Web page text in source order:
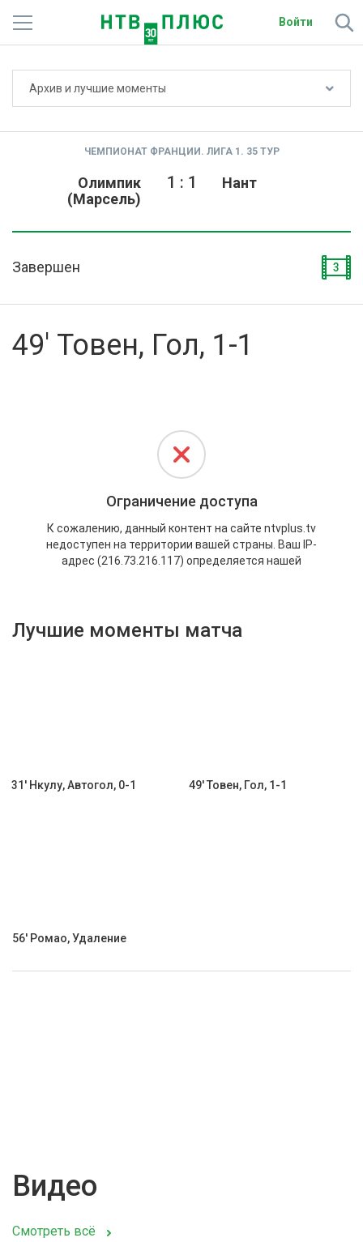
Войти
О сайте
Архив и лучшие моменты
ЧЕМПИОНАТ ФРАНЦИИ. ЛИГА 1. 35 ТУР
Олимпик
(Марсель)
Нант
1 : 1
Завершен 3
49' Товен, Гол, 1-1
Лучшие моменты матча
31' Нкулу, Автогол, 0-1 49' Товен, Гол, 1-1
56' Ромао, Удаление
Видео
Смотреть всё